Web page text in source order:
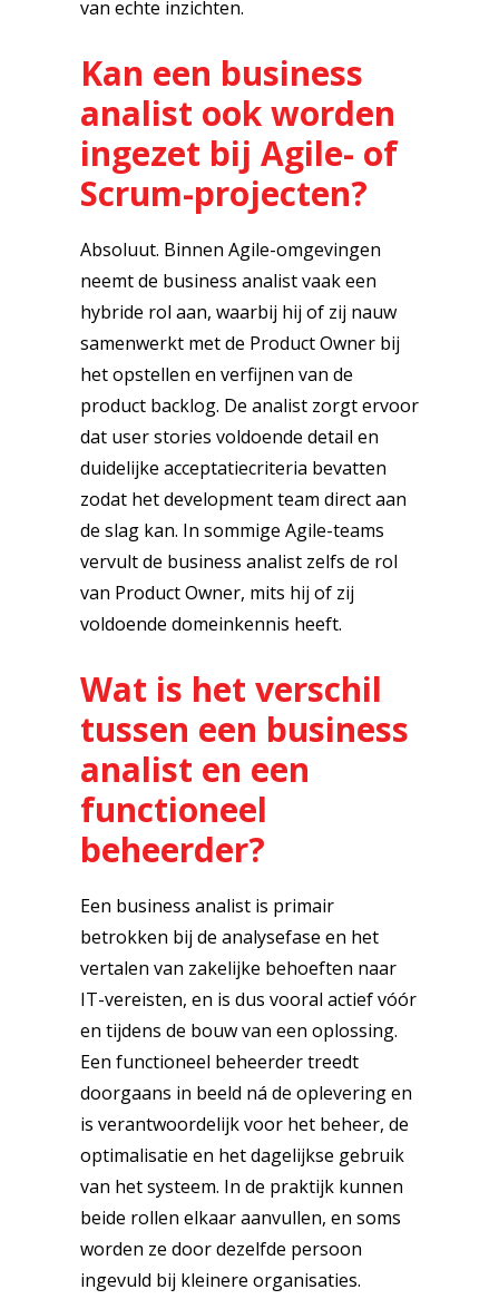
van echte inzichten.
Kan een business
analist ook worden
ingezet bij Agile- of
Scrum-projecten?
Absoluut. Binnen Agile-omgevingen
neemt de business analist vaak een
hybride rol aan, waarbij hij of zij nauw
samenwerkt met de Product Owner bij
het opstellen en verfijnen van de
product backlog. De analist zorgt ervoor
dat user stories voldoende detail en
duidelijke acceptatiecriteria bevatten
zodat het development team direct aan
de slag kan. In sommige Agile-teams
vervult de business analist zelfs de rol
van Product Owner, mits hij of zij
voldoende domeinkennis heeft.
Wat is het verschil
tussen een business
analist en een
functioneel
beheerder?
Een business analist is primair
betrokken bij de analysefase en het
vertalen van zakelijke behoeften naar
IT-vereisten, en is dus vooral actief vóór
en tijdens de bouw van een oplossing.
Een functioneel beheerder treedt
doorgaans in beeld ná de oplevering en
is verantwoordelijk voor het beheer, de
optimalisatie en het dagelijkse gebruik
van het systeem. In de praktijk kunnen
beide rollen elkaar aanvullen, en soms
worden ze door dezelfde persoon
ingevuld bij kleinere organisaties.